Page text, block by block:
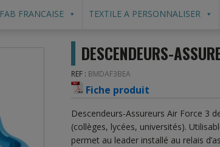
FAB FRANCAISE TEXTILE A PERSONNALISER
DESCENDEURS-
REF : BMDAF3BEA
Fiche produit
Descendeurs-Assureurs Air Force 3
(collèges, lycées, universités).
permet au leader installé au relais